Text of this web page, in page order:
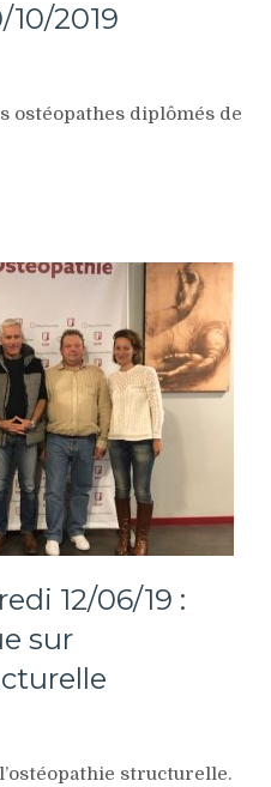
2019
ostéopathes diplômés de
12/06/19 :
sur
structurelle.